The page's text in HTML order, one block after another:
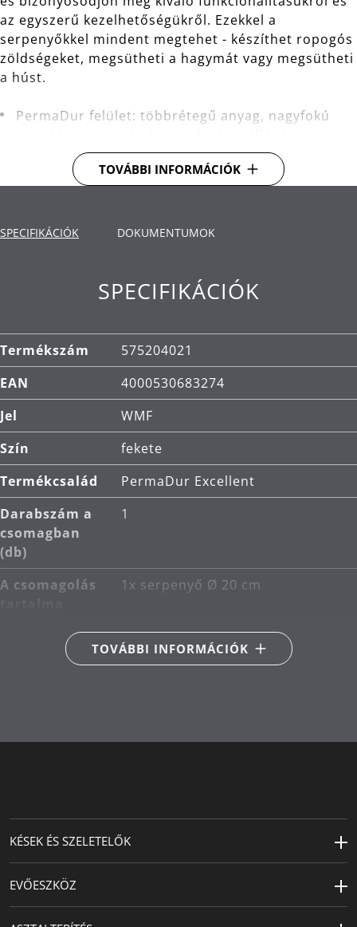
az egyszerű kezelhetőségükről. Ezekkel a
serpenyőkkel mindent megtehet - készíthet ropogós
zöldségeket, megsütheti a hagymát vagy megsütheti
a húst.
PermaDur felület: többrétegű anyag, nagyfokú
TransTherm® alj: gyorsan továbbítja a hőt,
hosszú ideig megtartja azt.
beleértve az indukciósat is.
TOVÁBBI INFORMÁCIÓK
SPECIFIKÁCIÓK DOKUMENTUMOK
SPECIFIKÁCIÓK
Termékszám
575204021
EAN
4000530683274
Jel
WMF
Szín
fekete
Termékcsalád
PermaDur Excellent
Darabszám a
csomagban
(db)
1
A csomagolás
1x serpenyő Ø 20 cm
alumínium
Megfelelő indukciós
típusa
elektromos és indukciós
Termékápolás
kézi mosás
TOVÁBBI INFORMÁCIÓK
KÉSEK ÉS SZELETELŐK
EVŐESZKÖZ